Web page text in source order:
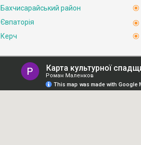
Бахчисарайський район
Євпаторія
Керч